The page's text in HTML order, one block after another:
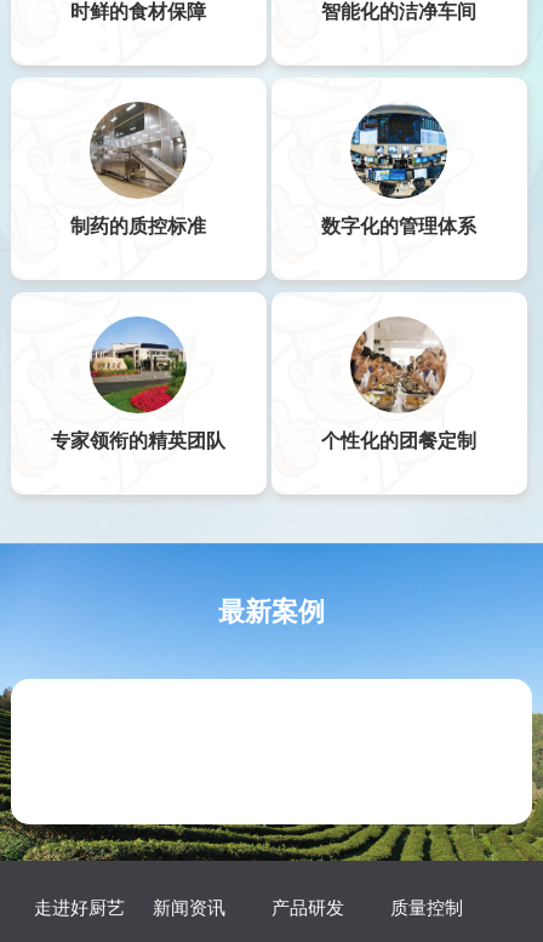
时鲜的食材保障 智能化的洁净车间
制药的质控标准 数字化的管理体系
专家领衔的精英团队 个性化的团餐定制
最新案例
走进好厨艺 新闻资讯 产品研发 质量控制